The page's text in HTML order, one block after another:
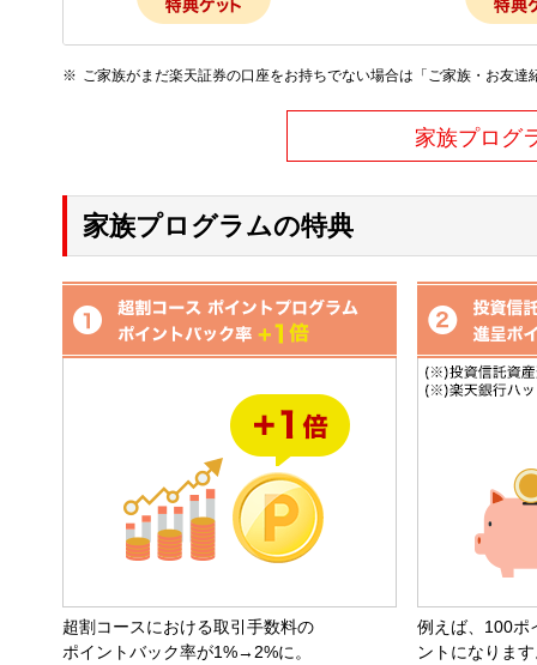
ご家族がまだ楽天証券の口座をお持ちでない場合は「ご家族・お友
家族プログ
家族プログラムの特典
超割コースにおける取引手数料の
ポイントバック率が1%→2%に。
例えば、100ポ
ントになりま